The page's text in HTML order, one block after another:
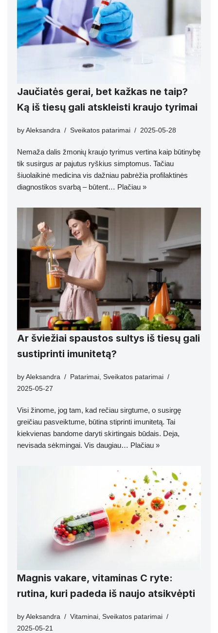
Jaučiatės gerai, bet kažkas ne taip?
Ką iš tiesų gali atskleisti kraujo tyrimai
by Aleksandra Sveikatos patarimai 2025-05-28
Nemaža dalis žmonių kraujo tyrimus vertina kaip būtinybę
tik susirgus ar pajutus ryškius simptomus. Tačiau
šiuolaikinė medicina vis dažniau pabrėžia profilaktinės
diagnostikos svarbą – būtent… Plačiau »
Ar šviežiai spaustos sultys iš tiesų gali
sustiprinti imunitetą?
by Aleksandra Patarimai Sveikatos patarimai
2025-05-27
Visi žinome, jog tam, kad rečiau sirgtume, o susirgę
greičiau pasveiktume, būtina stiprinti imunitetą. Tai
kiekvienas bandome daryti skirtingais būdais. Deja,
nevisada sėkmingai. Vis daugiau… Plačiau »
Magnis vakare, vitaminas C ryte:
rutina, kuri padeda iš naujo atsikvėpti
by Aleksandra Vitaminai, Sveikatos patarimai
2025-05-21